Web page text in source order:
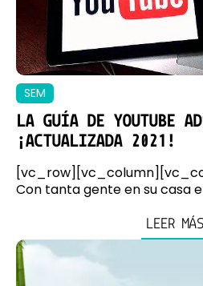
SEM
LA GUÍA DE YOUTUBE
¡ACTUALIZADA 2021!
Con tanta gente en su casa
LEER MÁS